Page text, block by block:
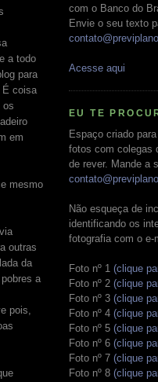
a todo
para
É coisa
os
em
mesmo
outras
da
a
pois,
com o Banco do
Envie o seu texto
Acesse aqui
EU TE
Espaço criado
fotos com colegas
de rever. Mande a
Não esqueça de
identificando os
fotografia com o e-
Foto nº 1 (clique
Foto nº 2 (clique
Foto nº 3 (clique
Foto nº 4 (clique
Foto nº 5 (clique
Foto nº 6 (clique
Foto nº 7 (clique
Foto nº 8 (clique